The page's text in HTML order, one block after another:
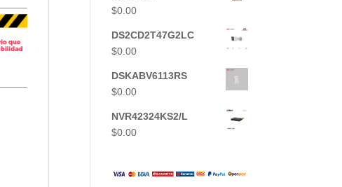
$0.00
DS2CD2T47G2LC
$0.00
DSKABV6113RS
$0.00
NVR42324KS2/L
$0.00